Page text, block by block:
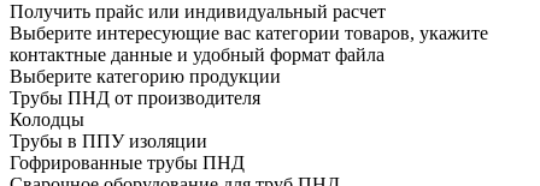
Получить прайс или индивидуальный расчет
Выберите интересующие вас категории товаров, укажите
контактные данные и удобный формат файла
Выберите категорию продукции
Трубы ПНД от производителя
Колодцы
Трубы в ППУ изоляции
Гофрированные трубы ПНД